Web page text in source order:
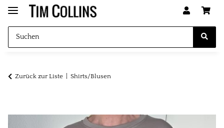
Zurück zur Liste Shirts/Blusen